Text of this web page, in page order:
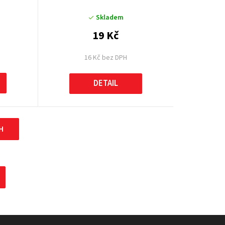
Skladem
16 Kč bez DPH
19 Kč
DETAIL